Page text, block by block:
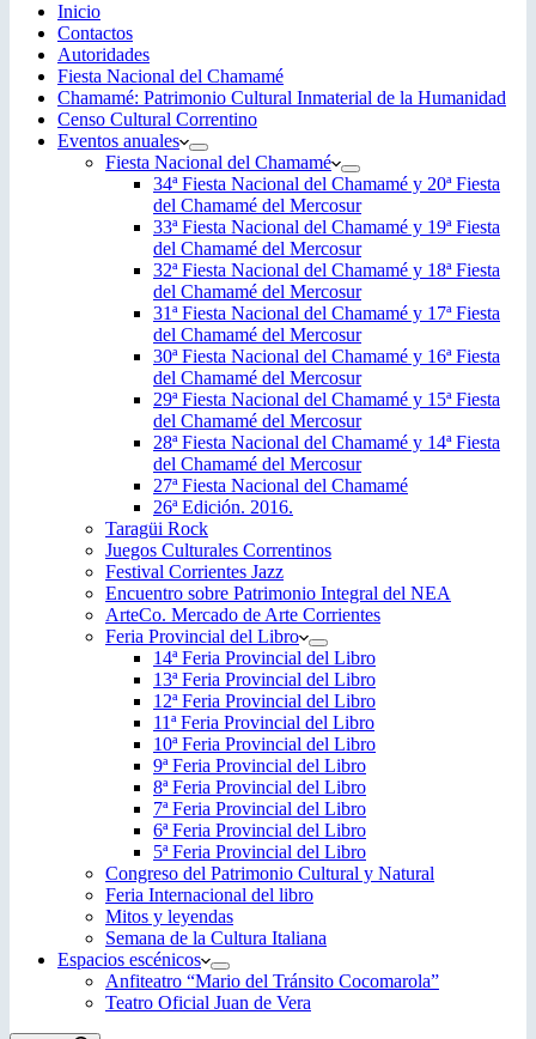
Inicio
Contactos
Autoridades
Fiesta Nacional del Chamamé
Chamamé: Patrimonio Cultural Inmaterial de la Humanidad
Censo Cultural Correntino
Eventos anuales
Fiesta Nacional del Chamamé
34ª Fiesta Nacional del Chamamé y 20ª Fiesta
del Chamamé del Mercosur
33ª Fiesta Nacional del Chamamé y 19ª Fiesta
del Chamamé del Mercosur
32ª Fiesta Nacional del Chamamé y 18ª Fiesta
del Chamamé del Mercosur
31ª Fiesta Nacional del Chamamé y 17ª Fiesta
del Chamamé del Mercosur
30ª Fiesta Nacional del Chamamé y 16ª Fiesta
del Chamamé del Mercosur
29ª Fiesta Nacional del Chamamé y 15ª Fiesta
del Chamamé del Mercosur
28ª Fiesta Nacional del Chamamé y 14ª Fiesta
del Chamamé del Mercosur
27ª Fiesta Nacional del Chamamé
26ª Edición. 2016.
Taragüi Rock
Juegos Culturales Correntinos
Festival Corrientes Jazz
Encuentro sobre Patrimonio Integral del NEA
ArteCo. Mercado de Arte Corrientes
Feria Provincial del Libro
14ª Feria Provincial del Libro
13ª Feria Provincial del Libro
12ª Feria Provincial del Libro
11ª Feria Provincial del Libro
10ª Feria Provincial del Libro
9ª Feria Provincial del Libro
8ª Feria Provincial del Libro
7ª Feria Provincial del Libro
6ª Feria Provincial del Libro
5ª Feria Provincial del Libro
Congreso del Patrimonio Cultural y Natural
Feria Internacional del libro
Mitos y leyendas
Semana de la Cultura Italiana
Espacios escénicos
Anfiteatro “Mario del Tránsito Cocomarola”
Teatro Oficial Juan de Vera